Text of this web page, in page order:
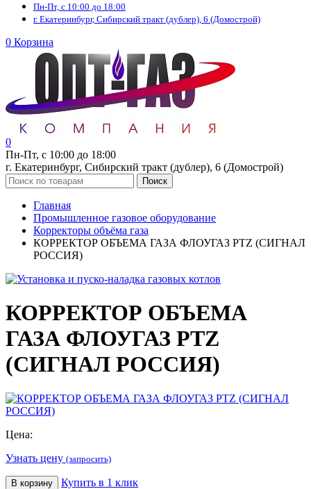
Пн-Пт, с 10:00 до 18:00
г. Екатеринбург, Сибирский тракт (дублер), 6 (Домострой)
0 Корзина
0
Пн-Пт, с 10:00 до 18:00
г. Екатеринбург, Сибирский тракт (дублер), 6 (Домострой)
Поиск
Главная
Промышленное газовое оборудование
Корректоры объёма газа
КОРРЕКТОР ОБЪЕМА ГАЗА ФЛОУГАЗ PTZ (СИГНАЛ
РОССИЯ)
КОРРЕКТОР ОБЪЕМА
ГАЗА ФЛОУГАЗ PTZ
(СИГНАЛ РОССИЯ)
Цена:
Узнать цену (запросить)
В корзину Купить в 1 клик